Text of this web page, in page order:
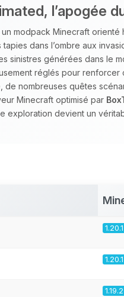
l’apogée
un modpack Minecraft
dans l’ombre aux
sinistres générées dans le
réglés pour renforcer
de nombreuses quêtes
Minecraft optimisé par
exploration devient un